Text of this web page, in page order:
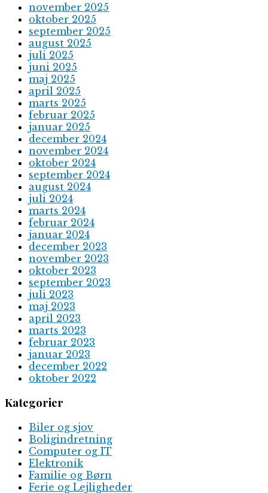
november 2025
oktober 2025
september 2025
august 2025
juli 2025
juni 2025
maj 2025
april 2025
marts 2025
februar 2025
januar 2025
december 2024
november 2024
oktober 2024
september 2024
august 2024
juli 2024
marts 2024
februar 2024
januar 2024
december 2023
november 2023
oktober 2023
september 2023
juli 2023
maj 2023
april 2023
marts 2023
februar 2023
januar 2023
december 2022
oktober 2022
Kategorier
Biler og sjov
Boligindretning
Computer og IT
Elektronik
Familie og Børn
Ferie og Lejligheder